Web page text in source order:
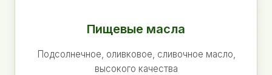
Пищевые масла
Подсолнечное, оливковое, сливочное масло,
высокого качества